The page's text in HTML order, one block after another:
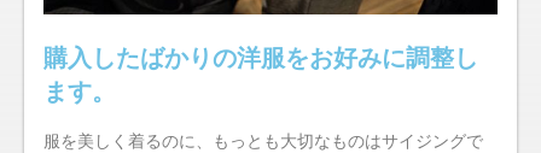
購入したばかりの洋服をお好みに調整し
ます。
服を美しく着るのに、もっとも大切なものはサイジングで